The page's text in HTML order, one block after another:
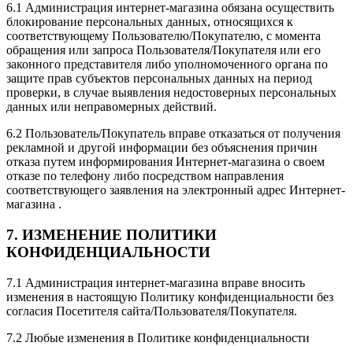
6.1 Администрация интернет-магазина обязана осуществить
блокирование персональных данных, относящихся к
соответствующему Пользователю/Покупателю, с момента
обращения или запроса Пользователя/Покупателя или его
законного представителя либо уполномоченного органа по
защите прав субъектов персональных данных на период
проверки, в случае выявления недостоверных персональных
данных или неправомерных действий.
6.2 Пользователь/Покупатель вправе отказаться от получения
рекламной и другой информации без объяснения причин
отказа путем информирования Интернет-магазина о своем
отказе по телефону либо посредством направления
соответствующего заявления на электронный адрес Интернет-
магазина .
7. ИЗМЕНЕНИЕ ПОЛИТИКИ
КОНФИДЕНЦИАЛЬНОСТИ
7.1 Администрация интернет-магазина вправе вносить
изменения в настоящую Политику конфиденциальности без
согласия Посетителя сайта/Пользователя/Покупателя.
7.2 Любые изменения в Политике конфиденциальности